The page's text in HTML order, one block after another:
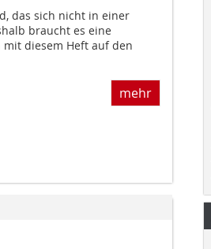
das sich nicht in einer
braucht es eine
diesem Heft auf den
mehr